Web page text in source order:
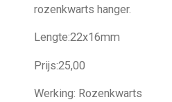
rozenkwarts hanger.
Lengte:22x16mm
Prijs:25,00
Werking: Rozenkwarts